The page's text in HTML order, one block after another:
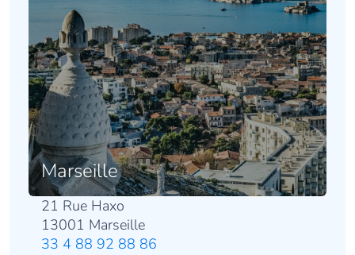
Marseille
21 Rue Haxo
13001 Marseille
33 4 88 92 88 86